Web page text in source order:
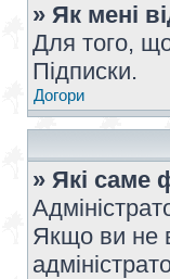
» Як мені
Для того,
Підписки.
Догори
» Які саме
Якщо ви не